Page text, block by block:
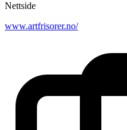
Nettside
www.artfrisorer.no/